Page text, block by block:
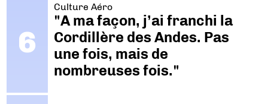
Culture Aéro
"A ma façon, j’ai franchi la
Cordillère des Andes. Pas
une fois, mais de
nombreuses fois."